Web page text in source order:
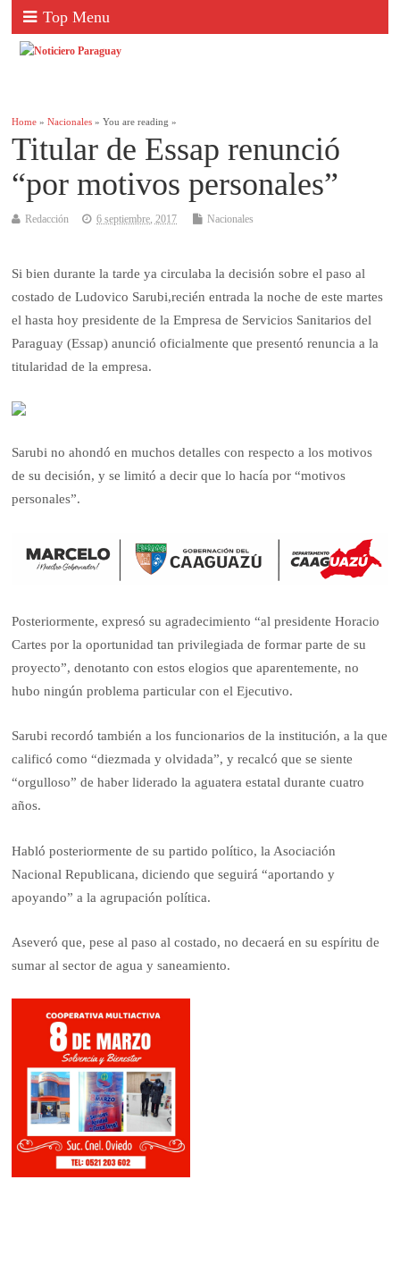
Top Menu
Home »Nacionales » You are reading »
Titular de Essap renunció
“por motivos personales”
Redacción 6 septiembre, 2017 Nacionales
Si bien durante la tarde ya circulaba la decisión sobre el paso al
costado de Ludovico Sarubi,recién entrada la noche de este martes
el hasta hoy presidente de la Empresa de Servicios Sanitarios del
Paraguay (Essap) anunció oficialmente que presentó renuncia a la
titularidad de la empresa.
Sarubi no ahondó en muchos detalles con respecto a los motivos
de su decisión, y se limitó a decir que lo hacía por “motivos
personales”.
Posteriormente, expresó su agradecimiento “al presidente Horacio
Cartes por la oportunidad tan privilegiada de formar parte de su
proyecto”, denotanto con estos elogios que aparentemente, no
hubo ningún problema particular con el Ejecutivo.
Sarubi recordó también a los funcionarios de la institución, a la que
calificó como “diezmada y olvidada”, y recalcó que se siente
“orgulloso” de haber liderado la aguatera estatal durante cuatro
años.
Habló posteriormente de su partido político, la Asociación
Nacional Republicana, diciendo que seguirá “aportando y
apoyando” a la agrupación política.
Aseveró que, pese al paso al costado, no decaerá en su espíritu de
sumar al sector de agua y saneamiento.